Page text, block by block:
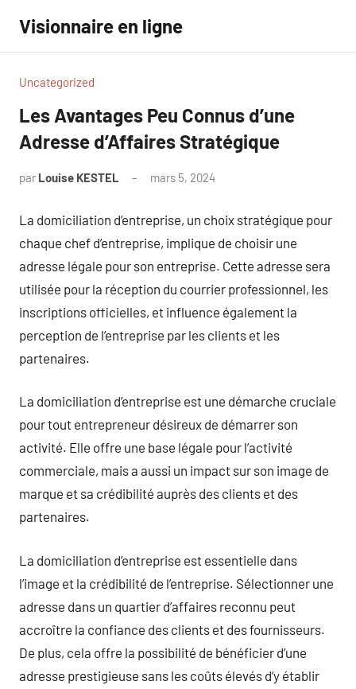
contenu
Visionnaire en ligne
Uncategorized
Les Avantages Peu Connus d’une
Adresse d’Affaires Stratégique
par Louise KESTEL mars 5, 2024
La domiciliation d’entreprise, un choix stratégique pour
chaque chef d’entreprise, implique de choisir une
adresse légale pour son entreprise. Cette adresse sera
utilisée pour la réception du courrier professionnel, les
inscriptions officielles, et influence également la
perception de l’entreprise par les clients et les
partenaires.
La domiciliation d’entreprise est une démarche cruciale
pour tout entrepreneur désireux de démarrer son
activité. Elle offre une base légale pour l’activité
commerciale, mais a aussi un impact sur son image de
marque et sa crédibilité auprès des clients et des
partenaires.
La domiciliation d’entreprise est essentielle dans
l’image et la crédibilité de l’entreprise. Sélectionner une
adresse dans un quartier d’affaires reconnu peut
accroître la confiance des clients et des fournisseurs.
De plus, cela offre la possibilité de bénéficier d’une
adresse prestigieuse sans les coûts élevés d’y établir